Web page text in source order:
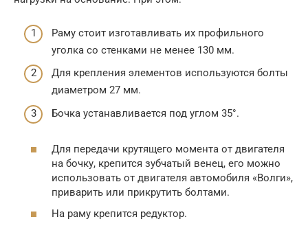
Раму стоит изготавливать их профильного
уголка со стенками не менее 130 мм.
Для крепления элементов используются болты
диаметром 27 мм.
Бочка устанавливается под углом 35°.
Для передачи крутящего момента от двигателя
на бочку, крепится зубчатый венец, его можно
использовать от двигателя автомобиля «Волги»,
приварить или прикрутить болтами.
На раму крепится редуктор.